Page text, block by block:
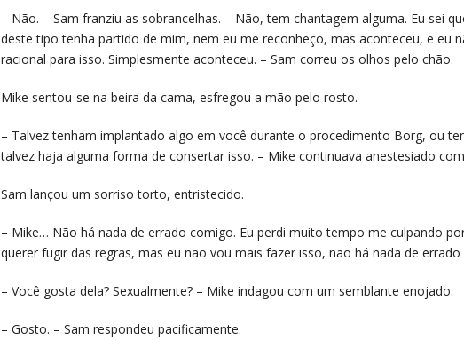
– Não. – Sam franziu as sobrancelhas. – Não, tem chantagem alguma. Eu sei
deste tipo tenha partido de mim, nem eu me reconheço, mas aconteceu, e eu
racional para isso. Simplesmente aconteceu. – Sam correu os olhos pelo chão.
Mike sentou-se na beira da cama, esfregou a mão pelo rosto.
– Talvez tenham implantado algo em você durante o procedimento Borg, ou
talvez haja alguma forma de consertar isso. – Mike continuava anestesiado
Sam lançou um sorriso torto, entristecido.
– Mike… Não há nada de errado comigo. Eu perdi muito tempo me culpando
querer fugir das regras, mas eu não vou mais fazer isso, não há nada de
– Você gosta dela? Sexualmente? – Mike indagou com um semblante enojado.
– Gosto. – Sam respondeu pacificamente.